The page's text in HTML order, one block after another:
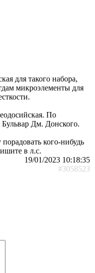
для такого набора,
микроэлементы для
По
Дм. Донского.
кого-нибудь
в л.с.
19/01/2023 10:18:35
#3058523